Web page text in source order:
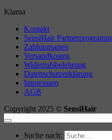
Klarna
Kontakt
SensiHair Partnerprogramm
Zahlungsarten
Versandkosten
Widerrufsbelehrung
Datenschutzerklärung
Impressum
AGB
Copyright 2025 © SensiHair
Suche nach: